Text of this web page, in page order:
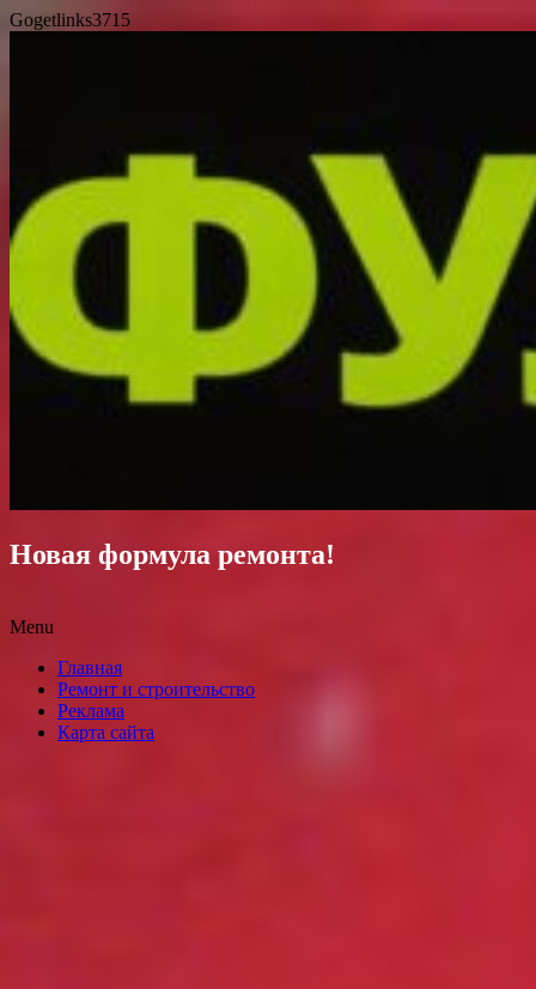
Gogetlinks3715
Новая формула ремонта!
Menu
content
Главная
Ремонт и строительство
Реклама
Карта сайта